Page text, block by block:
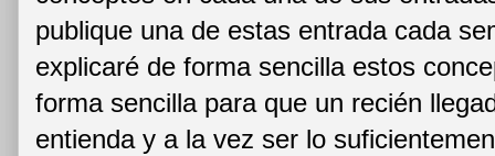
publique una de estas entrada cada
explicaré de forma sencilla estos
forma sencilla para que un recién
entienda y a la vez ser lo